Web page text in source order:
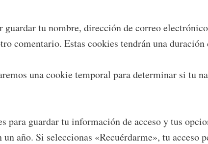
tu nombre, dirección de correo
comentario. Estas cookies tendrán una duración
una cookie temporal para determinar si tu
para guardar tu información de acceso y tus
año. Si seleccionas «Recuérdarme», tu acceso